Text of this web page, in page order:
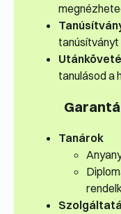
tanúsítványt
tanulásod a
Tanárok